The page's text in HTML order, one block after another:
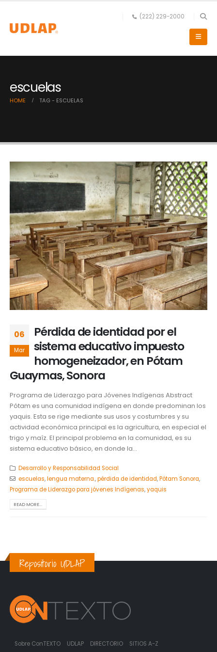
(222) 229-2000
escuelas
HOME TAG - ESCUELAS
06
Mar
Pérdida de identidad por el
sistema educativo impuesto
homogeneizador, en Pótam
Guaymas, Sonora
Programa de Liderazgo para Jóvenes Indígenas Abstract
Pótam es una comunidad indígena en donde predominan los
yaquis. Esta se rige mediante sus usos y costumbres y su
actividad económica principal es la agricultura, en especial el
trigo y maíz. El principal problema en la comunidad, es su
sistema educativo básico, en donde la...
Desarrollo y Responsabilidad Social
escuelas,lengua materna.,pérdida de identidad,Pótam Sonora,
Programa de Liderazgo para jóvenes Indígenas,yaquis
READ MORE...
Repositorio UDLAP
Sobre ConTEXTO UDLAP DIRECTORIO SITIOS A-Z